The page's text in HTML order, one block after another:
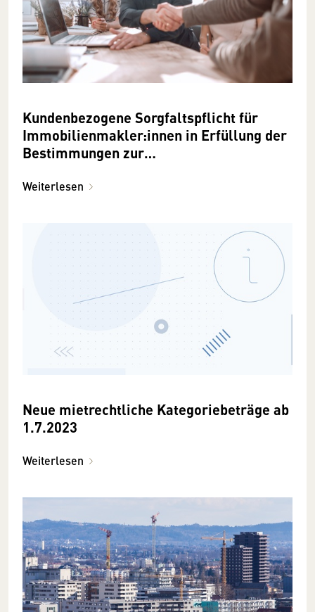
Kundenbezogene Sorgfaltspflicht für
Immobilienmakler:innen in Erfüllung der
Bestimmungen zur
Weiterlesen
Neue mietrechtliche Kategoriebeträge ab
1.7.2023
Weiterlesen